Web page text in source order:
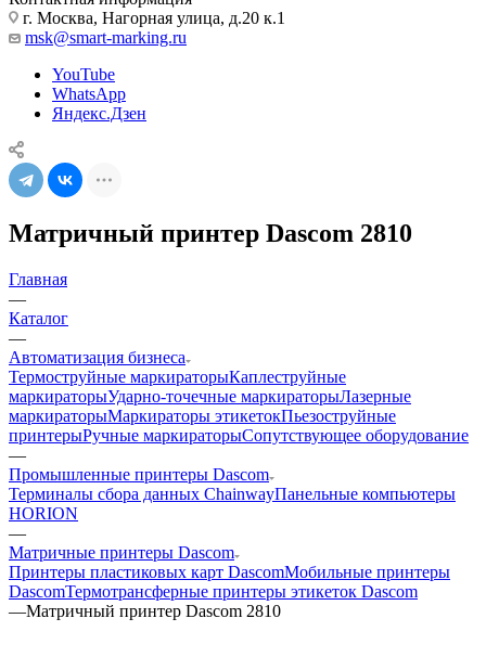
г. Москва, Нагорная улица, д.20 к.1
msk@smart-marking.ru
YouTube
WhatsApp
Яндекс.Дзен
Матричный принтер Dascom 2810
Главная
—
Каталог
—
Автоматизация бизнеса
Термоструйные маркираторыКаплеструйные
маркираторыУдарно-точечные маркираторыЛазерные
маркираторыМаркираторы этикетокПьезоструйные
принтерыРучные маркираторыСопутствующее оборудование
—
Промышленные принтеры Dascom
Терминалы сбора данных ChainwayПанельные компьютеры
HORION
—
Матричные принтеры Dascom
Принтеры пластиковых карт DascomМобильные принтеры
DascomТермотрансферные принтеры этикеток Dascom
—Матричный принтер Dascom 2810